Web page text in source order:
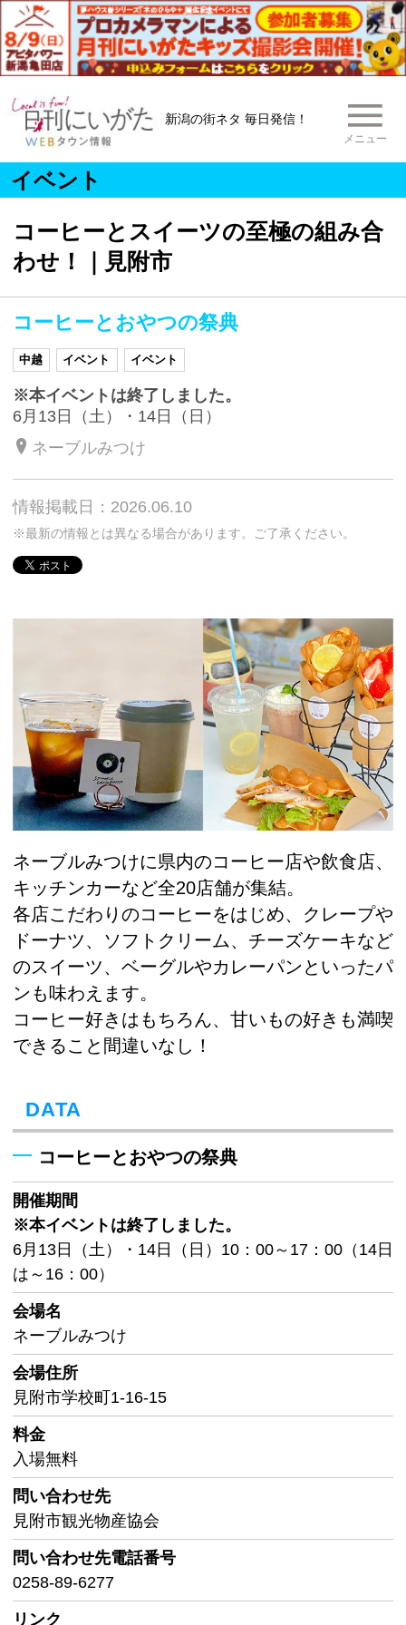
新潟の街ネタ 毎日発信！
メニュー
イベント
コーヒーとスイーツの至極の組み合
わせ！｜見附市
コーヒーとおやつの祭典
中越 イベント イベント
※本イベントは終了しました。
6月13日（土）・14日（日）
ネーブルみつけ
情報掲載日：2026.06.10
※最新の情報とは異なる場合があります。ご了承ください。
ネーブルみつけに県内のコーヒー店や飲食店、
キッチンカーなど全20店舗が集結。
各店こだわりのコーヒーをはじめ、クレープや
ドーナツ、ソフトクリーム、チーズケーキなど
のスイーツ、ベーグルやカレーパンといったパ
ンも味わえます。
コーヒー好きはもちろん、甘いもの好きも満喫
できること間違いなし！
DATA
コーヒーとおやつの祭典
開催期間
※本イベントは終了しました。
6月13日（土）・14日（日）10：00～17：00（14日
は～16：00）
会場名
ネーブルみつけ
会場住所
見附市学校町1-16-15
料金
入場無料
問い合わせ先
見附市観光物産協会
問い合わせ先電話番号
0258-89-6277
リンク